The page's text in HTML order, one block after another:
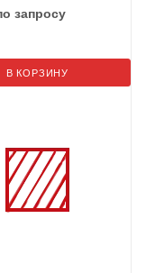
запросу
В КОРЗИНУ